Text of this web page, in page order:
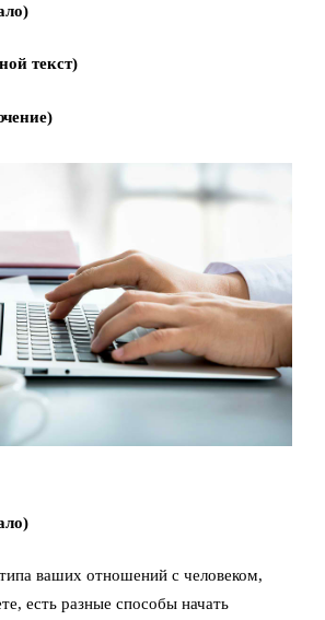
текст)
ваших отношений с человеком,
есть разные способы начать